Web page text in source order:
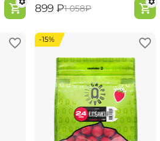
‍899‍ ₽‍1 058‍₽
-15%